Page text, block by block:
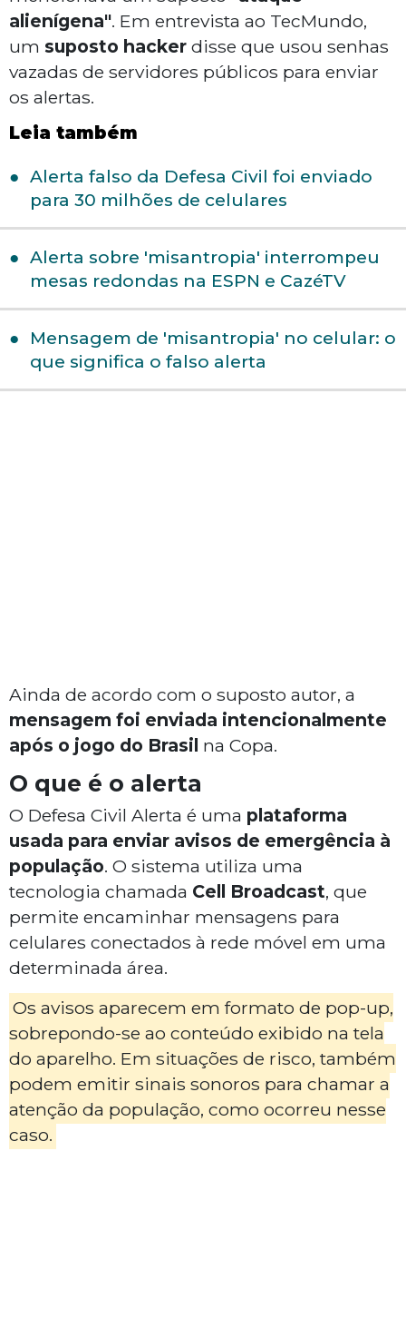
alienígena". Em entrevista ao TecMundo,
um suposto hacker disse que usou senhas
vazadas de servidores públicos para enviar
os alertas.
Leia também
Alerta falso da Defesa Civil foi enviado
para 30 milhões de celulares
Alerta sobre 'misantropia' interrompeu
mesas redondas na ESPN e CazéTV
Mensagem de 'misantropia' no celular: o
que significa o falso alerta
Ainda de acordo com o suposto autor, a
mensagem foi enviada intencionalmente
após o jogo do Brasil na Copa.
O que é o alerta
O Defesa Civil Alerta é uma plataforma
usada para enviar avisos de emergência à
população. O sistema utiliza uma
tecnologia chamada Cell Broadcast, que
permite encaminhar mensagens para
celulares conectados à rede móvel em uma
determinada área.
Os avisos aparecem em formato de pop-up,
sobrepondo-se ao conteúdo exibido na tela
do aparelho. Em situações de risco, também
podem emitir sinais sonoros para chamar a
atenção da população, como ocorreu nesse
caso.